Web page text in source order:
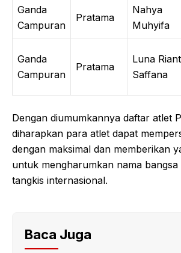
Ganda
Campuran
Pratama
Nahya
Muhyifa
Ganda
Campuran
Pratama
Luna
Saffana
Dengan diumumkannya daftar atlet
diharapkan para atlet dapat
dengan maksimal dan memberikan
untuk mengharumkan nama
tangkis internasional.
Baca Juga